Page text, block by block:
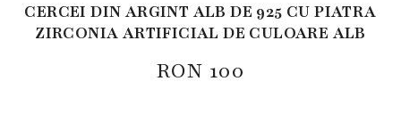
CERCEI DIN ARGINT ALB DE 925 CU PIATRA
ZIRCONIA ARTIFICIAL DE CULOARE ALB
RON 100